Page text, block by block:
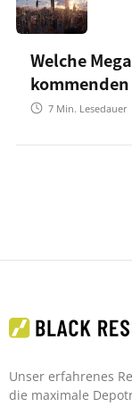
Welche
7 Min. Lesedauer
Unser erfahrenes
die maximale